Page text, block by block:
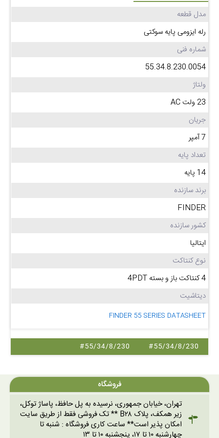
مدل قطعه
رله ایزومی پایه سوکتی
شماره فنی
55.34.8.230.0054
ولتاژ
23 ولت AC
جریان
7 آمپر
تعداد پایه
14 پایه
برند سازنده
FINDER
کشور سازنده
ایتالیا
نوع کنتاکت
4 کنتاکت باز و بسته 4PDT
دیتاشیت
FINDER 55 SERIES DATASHEET
#55/34/8/230
#55/34/8/230
فروشگاه
تهران، خیابان جمهوری، نرسیده به پل حافظ، پاساژ توکل،
زیر همکف، پلاک B۲۸ ** تک فروشی فقط از طریق سایت
امکان پذیر است** ساعت کاری فروشگاه : شنبه تا
چهارشنبه ۱۰ تا ۱۷، پنجشنبه ۱۰ تا ۱۳